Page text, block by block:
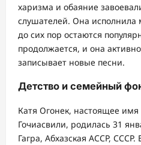
харизма и обаяние
слушателей. Она исполнила
до сих пор остаются
продолжается, и она
записывает новые песни.
Детство и семейный
Катя Огонек, настоящее имя
Гочиасвили, родилась 31
Гагра, Абхазская АССР,